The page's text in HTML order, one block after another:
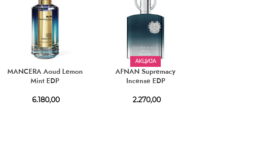
MANCERA Aoud Lemon
Mint EDP
6.180,00
АКЦИЈА
AFNAN Supremacy
Incense EDP
2.270,00